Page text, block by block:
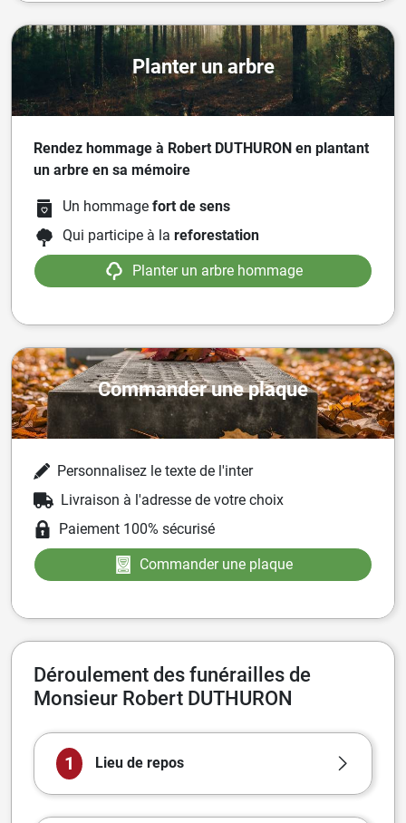
Planter un arbre
Rendez hommage à Robert DUTHURON en plantant
un arbre en sa mémoire
Un hommage fort de sens
Qui participe à la reforestation
Planter un arbre hommage
Commander une plaque
Personnalisez le texte de l'inter
Livraison à l'adresse de votre choix
Paiement 100% sécurisé
Commander une plaque
Déroulement des funérailles de
Monsieur Robert DUTHURON
1 Lieu de repos